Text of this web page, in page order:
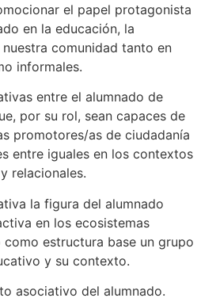
el papel protagonista
en la educación, la
comunidad tanto en
informales.
entre el alumnado de
por su rol, sean capaces de
promotores/as de ciudadanía
entre iguales en los contextos
relacionales.
la figura del alumnado
en los ecosistemas
estructura base un grupo
y su contexto.
asociativo del alumnado.